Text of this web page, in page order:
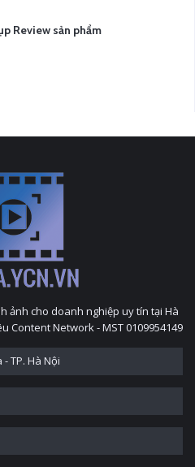
Review sản phẩm
ảnh cho doanh nghiệp uy tín tại Hà
Content Network - MST 0109954149
TP. Hà Nội